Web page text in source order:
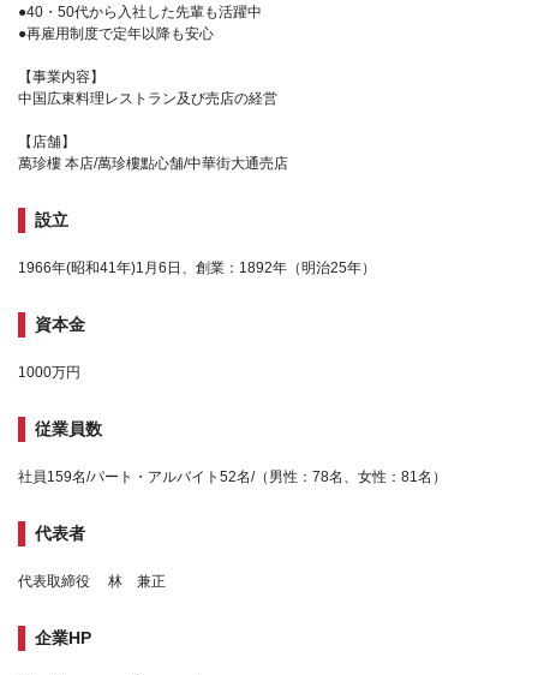
●40・50代から入社した先輩も活躍中
●再雇用制度で定年以降も安心
【事業内容】
中国広東料理レストラン及び売店の経営
【店舗】
萬珍樓 本店/萬珍樓點心舗/中華街大通売店
設立
1966年(昭和41年)1月6日、創業：1892年（明治25年）
資本金
1000万円
従業員数
社員159名/パート・アルバイト52名/（男性：78名、女性：81名）
代表者
代表取締役 林 兼正
企業HP